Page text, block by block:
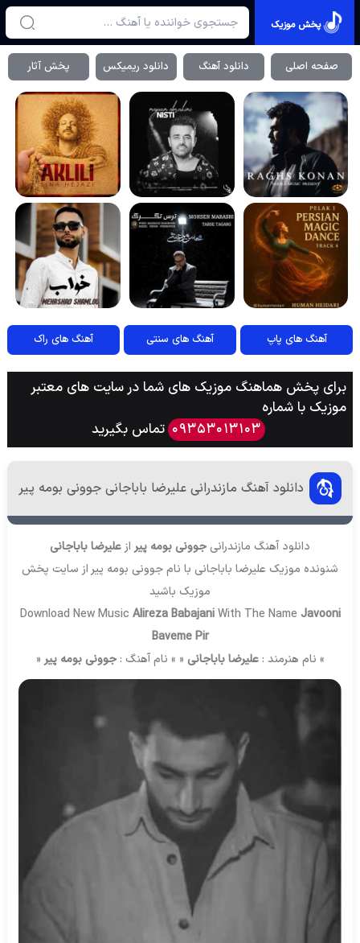
پخش موزیک
صفحه اصلی دانلود آهنگ دانلود ریمیکس پخش آثار
آهنگ های پاپ آهنگ های سنتی آهنگ های راک
برای پخش هماهنگ موزیک های شما در سایت های معتبر
موزیک با شماره
09353013103 تماس بگیرید
دانلود آهنگ مازندرانی علیرضا باباجانی جوونی بومه پیر
دانلود آهنگ مازندرانی جوونی بومه پیرازعلیرضا باباجانی
شنونده موزیک علیرضا باباجانی با نام جوونی بومه پیر از سایت پخش
موزیک باشید
Download New Music Alireza BabajaniWith The Name Javooni
Baveme Pir
» نام هنرمند :علیرضا باباجانی « » نام آهنگ :جوونی بومه پیر«